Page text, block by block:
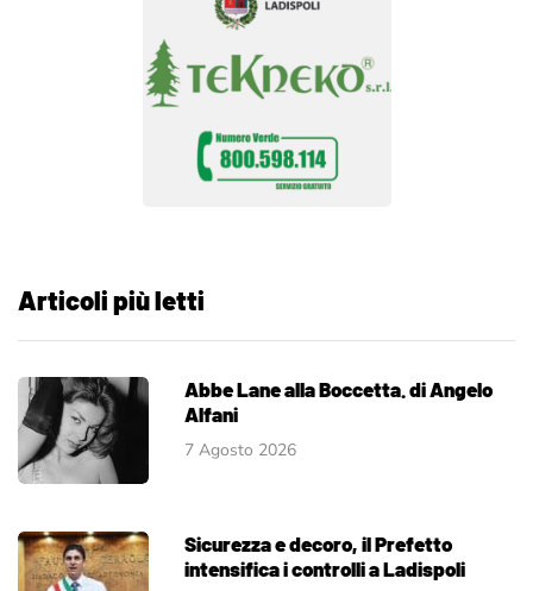
Articoli più letti
Abbe Lane alla Boccetta. di Angelo
Alfani
7 Agosto 2026
Sicurezza e decoro, il Prefetto
intensifica i controlli a Ladispoli